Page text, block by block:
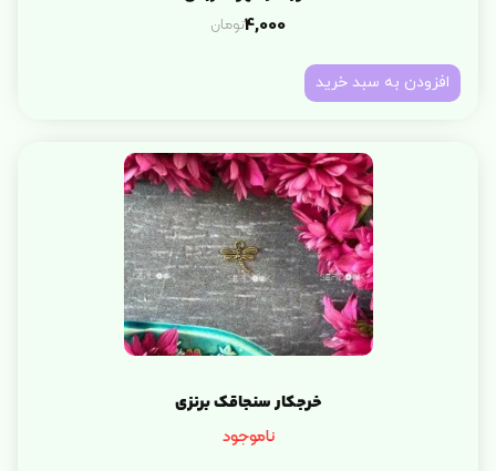
4,000تومان
افزودن به سبد خرید
خرجکار سنجاقک برنزی
ناموجود